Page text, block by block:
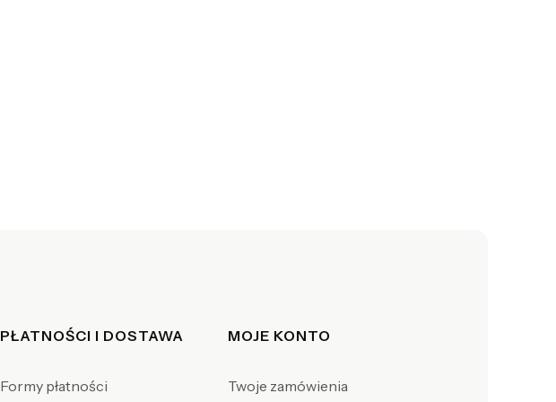
PŁATNOŚCI I DOSTAWA
Formy płatności
MOJE KONTO
Twoje zamówienia